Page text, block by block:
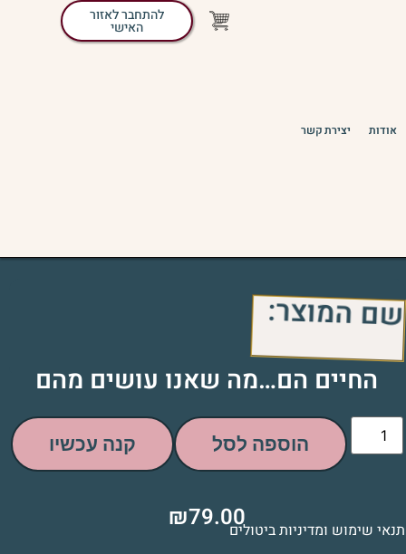
אודות יצירת קשר
להתחבר לאזור
האישי
שם המוצר:
החיים הם…מה שאנו עושים מהם
הוספה לסל קנה עכשיו
₪79.00תנאי שימוש ומדיניות ביטולים